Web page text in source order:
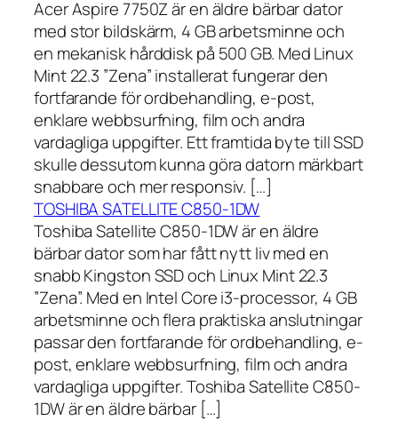
Acer Aspire 7750Z är en äldre bärbar dator
med stor bildskärm, 4 GB arbetsminne och
en mekanisk hårddisk på 500 GB. Med Linux
Mint 22.3 ”Zena” installerat fungerar den
fortfarande för ordbehandling, e-post,
enklare webbsurfning, film och andra
vardagliga uppgifter. Ett framtida byte till SSD
skulle dessutom kunna göra datorn märkbart
snabbare och mer responsiv. […]
TOSHIBA SATELLITE C850-1DW
Toshiba Satellite C850-1DW är en äldre
bärbar dator som har fått nytt liv med en
snabb Kingston SSD och Linux Mint 22.3
”Zena”. Med en Intel Core i3-processor, 4 GB
arbetsminne och flera praktiska anslutningar
passar den fortfarande för ordbehandling, e-
post, enklare webbsurfning, film och andra
vardagliga uppgifter. Toshiba Satellite C850-
1DW är en äldre bärbar […]